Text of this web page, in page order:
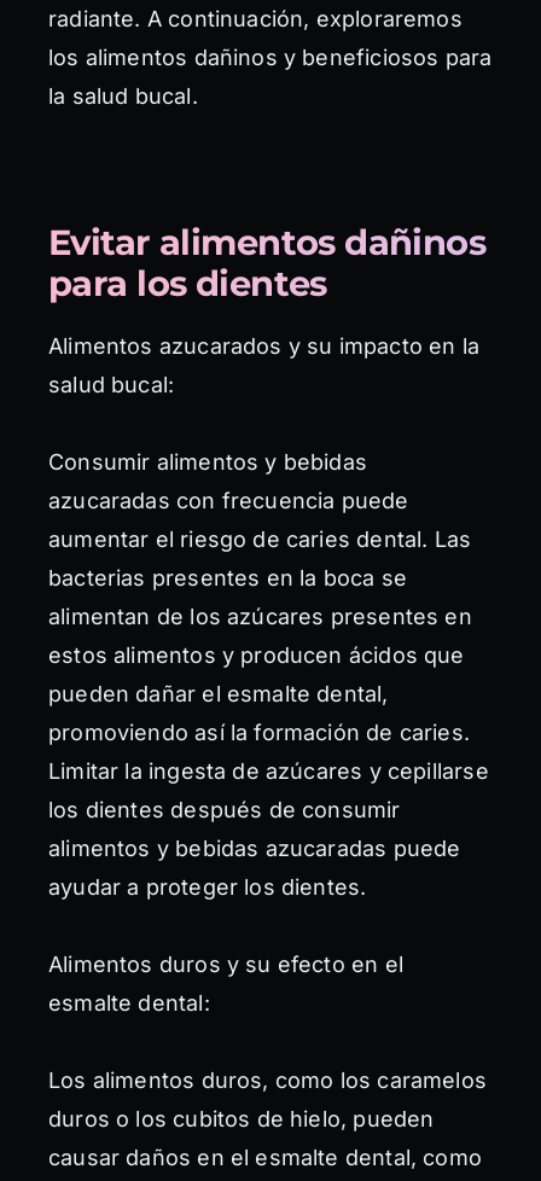
radiante. A continuación, exploraremos
los alimentos dañinos y beneficiosos para
la salud bucal.
Evitar alimentos dañinos
para los dientes
Alimentos azucarados y su impacto en la
salud bucal:
Consumir alimentos y bebidas
azucaradas con frecuencia puede
aumentar el riesgo de caries dental. Las
bacterias presentes en la boca se
alimentan de los azúcares presentes en
estos alimentos y producen ácidos que
pueden dañar el esmalte dental,
promoviendo así la formación de caries.
Limitar la ingesta de azúcares y cepillarse
los dientes después de consumir
alimentos y bebidas azucaradas puede
ayudar a proteger los dientes.
Alimentos duros y su efecto en el
esmalte dental:
Los alimentos duros, como los caramelos
duros o los cubitos de hielo, pueden
causar daños en el esmalte dental, como